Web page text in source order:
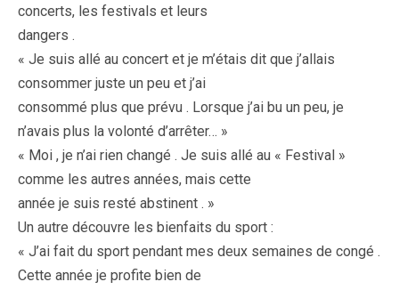
concerts, les festivals et leurs
dangers .
« Je suis allé au concert et je m’étais dit que j’allais
consommer juste un peu et j’ai
consommé plus que prévu . Lorsque j’ai bu un peu, je
n’avais plus la volonté d’arrêter… »
« Moi , je n’ai rien changé . Je suis allé au « Festival »
comme les autres années, mais cette
année je suis resté abstinent . »
Un autre découvre les bienfaits du sport :
« J’ai fait du sport pendant mes deux semaines de congé .
Cette année je profite bien de